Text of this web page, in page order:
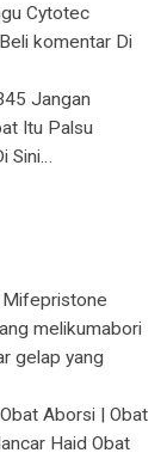
Cytotec
komentar Di
Jangan
Itu Palsu
Mifepristone
melikumabori
gelap yang
Aborsi | Obat
Haid Obat